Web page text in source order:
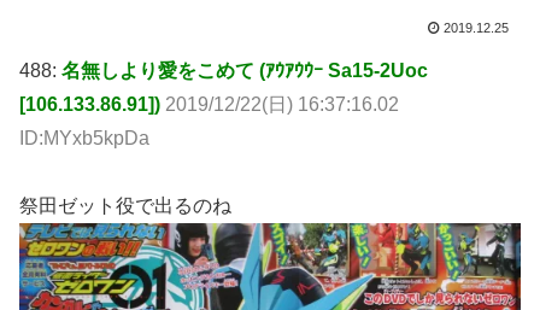
2019.12.25
488: 名無しより愛をこめて (ｱｳｱｳｳｰ Sa15-2Uoc
[106.133.86.91]) 2019/12/22(日) 16:37:16.02
ID:MYxb5kpDa
祭田ゼット役で出るのね